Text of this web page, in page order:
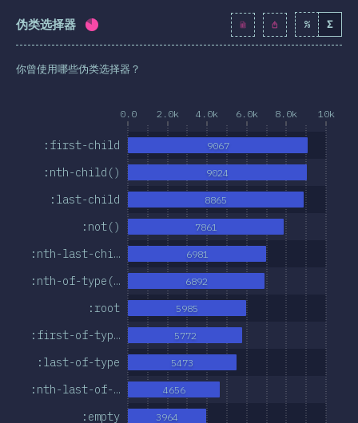
伪类选择器 完成率: % Σ
你曾使用哪些伪类选择器？
0.0 2.0k 4.0k 6.0k 8.0k 10k
:empty
:nth-last-of-…
:last-of-type
:first-of-typ…
:root
:nth-of-type(…
:nth-last-chi…
:not()
:last-child
:nth-child()
:first-child
3964
4656
5473
5772
5985
6892
6981
7861
8865
9024
9067